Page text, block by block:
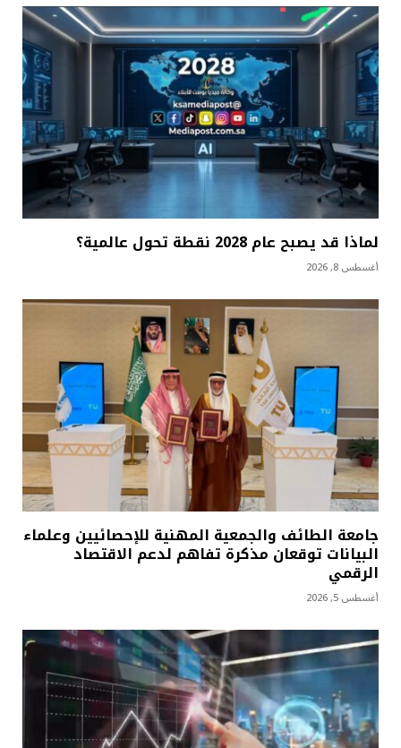
لماذا قد يصبح عام 2028 نقطة تحول عالمية؟
أغسطس 8, 2026
جامعة الطائف والجمعية المهنية للإحصائيين وعلماء
البيانات توقعان مذكرة تفاهم لدعم الاقتصاد
الرقمي
أغسطس 5, 2026